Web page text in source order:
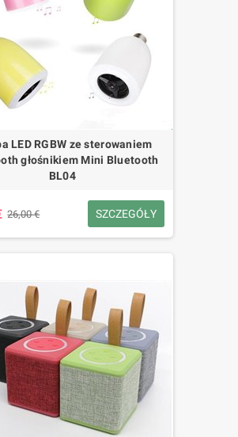
6000
Mini głośnik Bluetooth i lampa LED w
kształcie grzyba BT648
16,50 € 22,00 €
LED RGBW ze sterowaniem
głośnikiem Mini Bluetooth
BL04
26,00 € SZCZEGÓŁY